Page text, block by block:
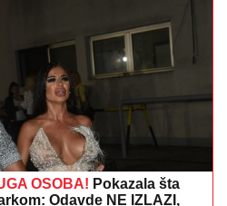
UHVATILI SMO BRATA
U CRNOJ GORISa
uživa na letovanju:
u uskoj haljini mami